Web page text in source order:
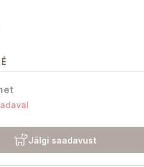
Jälgi saadavust